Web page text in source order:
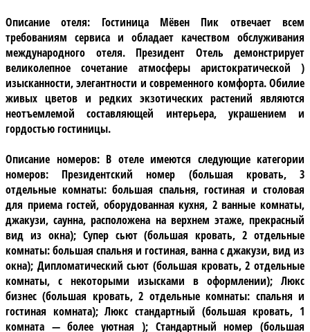
Описание отеля: Гостиница Мёвен Пик отвечает всем
требованиям сервиса и обладает качеством обслуживания
международного отеля. Президент Отель демонстрирует
великолепное сочетание атмосферы аристократической )
изысканности, элегантности и современного комфорта. Обилие
живых цветов и редких экзотических растений являются
неотъемлемой составляющей интерьера, украшением и
гордостью гостиницы.
Описание номеров:В отеле имеются следующие категории
номеров: Президентский номер (большая кровать, 3
отдельные комнаты: большая спальня, гостиная и столовая
для приема гостей, оборудованная кухня, 2 ванные комнаты,
джакузи, саунна, расположена на верхнем этаже, прекрасный
вид из окна); Супер сьют (большая кровать, 2 отдельные
комнаты: большая спальня и гостиная, ванна с джакузи, вид из
окна); Дипломатический сьют (большая кровать, 2 отдельные
комнаты, с некоторыми изысками в оформлении); Люкс
бизнес (большая кровать, 2 отдельные комнаты: спальня и
гостиная комната); Люкс стандартный (большая кровать, 1
комната — более уютная ); Стандартный номер (большая